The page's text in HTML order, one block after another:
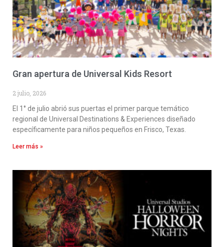
Gran apertura de Universal Kids Resort
2 julio, 2026
El 1° de julio abrió sus puertas el primer parque temático
regional de Universal Destinations & Experiences diseñado
específicamente para niños pequeños en Frisco, Texas.
Leer más »